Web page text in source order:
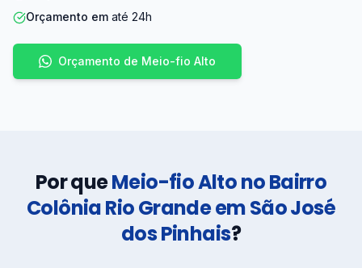
Orçamento em até 24h
Orçamento de Meio-fio Alto
Por queMeio-fio Alto no Bairro
Colônia Rio Grande em São José
dos Pinhais?